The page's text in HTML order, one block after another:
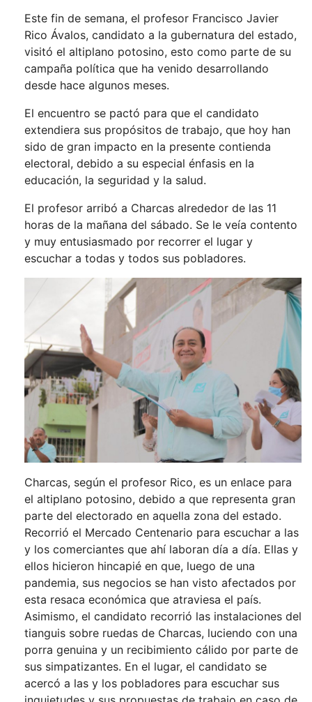
Este fin de semana, el profesor Francisco Javier
Rico Ávalos, candidato a la gubernatura del estado,
visitó el altiplano potosino, esto como parte de su
campaña política que ha venido desarrollando
desde hace algunos meses.
El encuentro se pactó para que el candidato
extendiera sus propósitos de trabajo, que hoy han
sido de gran impacto en la presente contienda
electoral, debido a su especial énfasis en la
educación, la seguridad y la salud.
El profesor arribó a Charcas alrededor de las 11
horas de la mañana del sábado. Se le veía contento
y muy entusiasmado por recorrer el lugar y
escuchar a todas y todos sus pobladores.
Charcas, según el profesor Rico, es un enlace para
el altiplano potosino, debido a que representa gran
parte del electorado en aquella zona del estado.
Recorrió el Mercado Centenario para escuchar a las
y los comerciantes que ahí laboran día a día. Ellas y
ellos hicieron hincapié en que, luego de una
pandemia, sus negocios se han visto afectados por
esta resaca económica que atraviesa el país.
Asimismo, el candidato recorrió las instalaciones del
tianguis sobre ruedas de Charcas, luciendo con una
porra genuina y un recibimiento cálido por parte de
sus simpatizantes. En el lugar, el candidato se
acercó a las y los pobladores para escuchar sus